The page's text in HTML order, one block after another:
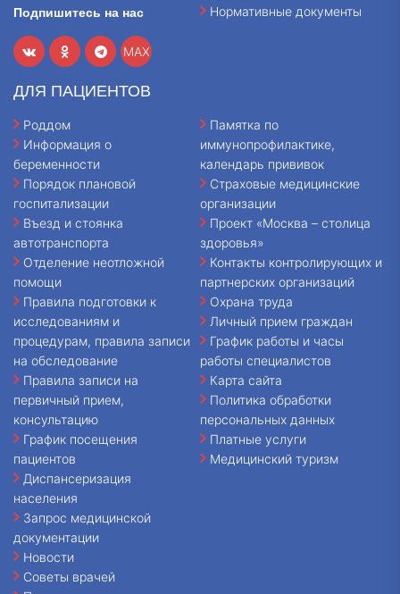
Подпишитесь на нас
MAX
Нормативные документы
ДЛЯ ПАЦИЕНТОВ
Роддом
Информация о
беременности
Порядок плановой
госпитализации
Въезд и стоянка
автотранспорта
Отделение неотложной
помощи
Правила подготовки к
исследованиям и
процедурам, правила записи
на обследование
Правила записи на
первичный прием,
консультацию
График посещения
пациентов
Диспансеризация
населения
Запрос медицинской
документации
Новости
Советы врачей
Памятка по
иммунопрофилактике,
календарь прививок
Страховые медицинские
организации
Проект «Москва – столица
здоровья»
Контакты контролирующих и
партнерских организаций
Охрана труда
Личный прием граждан
График работы и часы
работы специалистов
Карта сайта
Политика обработки
персональных данных
Платные услуги
Медицинский туризм